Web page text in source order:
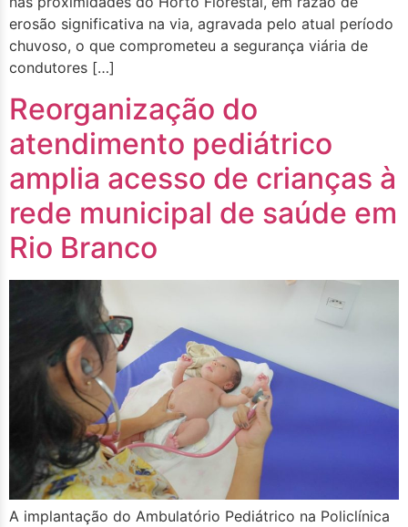
erosão significativa na via, agravada pelo atual período
chuvoso, o que comprometeu a segurança viária de
condutores […]
Reorganização do
atendimento pediátrico
amplia acesso de crianças à
rede municipal de saúde em
Rio Branco
A implantação do Ambulatório Pediátrico na Policlínica